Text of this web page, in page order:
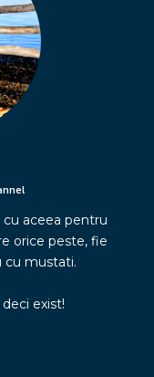
aceea pentru
orice peste, fie
cu mustati.
exist!